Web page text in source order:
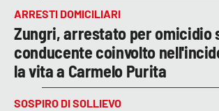
ARRESTI DOMICILIARI
Zungri, arrestato per omicidio
conducente coinvolto
la vita a Carmelo Purita
SOSPIRO DI SOLLIEVO